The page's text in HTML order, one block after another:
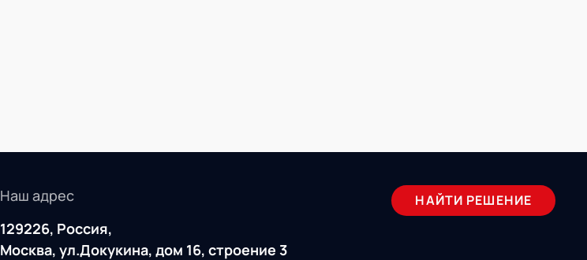
Наш адрес
129226, Россия,
Москва, ул.Докукина, дом 16, строение 3
НАЙТИ РЕШЕНИЕ